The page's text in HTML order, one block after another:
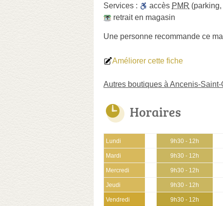
Services :
accès PMR
retrait en magasin
Une personne recommande ce
Améliorer cette fiche
Autres boutiques à Ancenis-Saint-
Horaires
Lundi 9h30 - 12h
Mardi 9h30 - 12h
Mercredi 9h30 - 12h
Jeudi 9h30 - 12h
Vendredi 9h30 - 12h